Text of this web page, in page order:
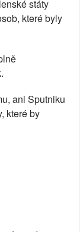
státy
které byly
ani Sputniku
které by